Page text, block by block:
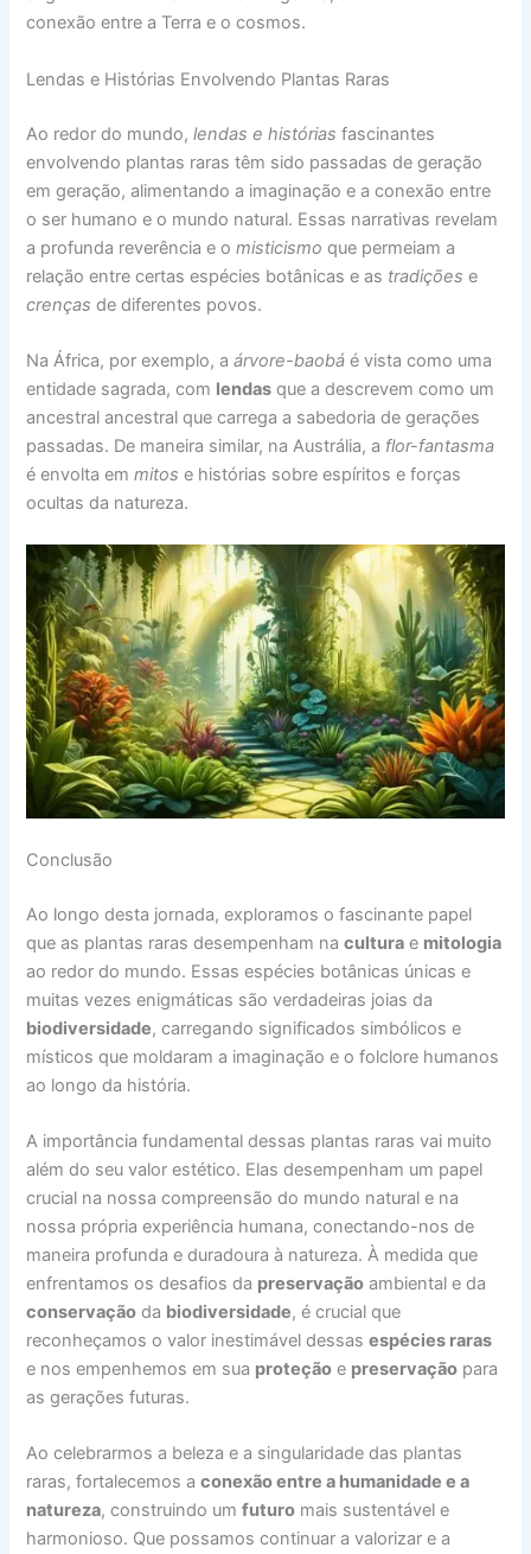
conexão entre a Terra e o cosmos.
Lendas e Histórias Envolvendo Plantas Raras
Ao redor do mundo,lendas e histórias fascinantes
envolvendo plantas raras têm sido passadas de geração
em geração, alimentando a imaginação e a conexão entre
o ser humano e o mundo natural. Essas narrativas revelam
a profunda reverência e omisticismo que permeiam a
relação entre certas espécies botânicas e as tradições e
crenças de diferentes povos.
Na África, por exemplo, aárvore-baobá é vista como uma
entidade sagrada, com lendas que a descrevem como um
ancestral ancestral que carrega a sabedoria de gerações
passadas. De maneira similar, na Austrália, a flor-fantasma
é envolta emmitos e histórias sobre espíritos e forças
ocultas da natureza.
Conclusão
Ao longo desta jornada, exploramos o fascinante papel
que as plantas raras desempenham nacultura e mitologia
ao redor do mundo. Essas espécies botânicas únicas e
muitas vezes enigmáticas são verdadeiras joias da
biodiversidade, carregando significados simbólicos e
místicos que moldaram a imaginação e o folclore humanos
ao longo da história.
A importância fundamental dessas plantas raras vai muito
além do seu valor estético. Elas desempenham um papel
crucial na nossa compreensão do mundo natural e na
nossa própria experiência humana, conectando-nos de
maneira profunda e duradoura à natureza. À medida que
enfrentamos os desafios da preservação ambiental e da
conservação da biodiversidade, é crucial que
reconheçamos o valor inestimável dessasespécies raras
e nos empenhemos em sua proteção e preservação para
as gerações futuras.
Ao celebrarmos a beleza e a singularidade das plantas
raras, fortalecemos aconexão entre a humanidade e a
natureza, construindo umfuturo mais sustentável e
harmonioso. Que possamos continuar a valorizar e a